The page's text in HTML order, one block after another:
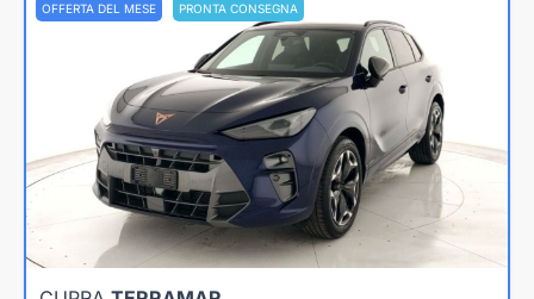
OFFERTA DEL MESE PRONTA CONSEGNA